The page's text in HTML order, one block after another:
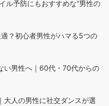
ル予防にもおすすめな“男性の
？初心者男性がハマる5つの
い男性へ｜60代・70代からの
大人の男性に社交ダンスが選